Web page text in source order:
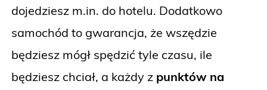
dojedziesz m.in. do hotelu. Dodatkowo
samochód to gwarancja, że wszędzie
będziesz mógł spędzić tyle czasu, ile
będziesz chciał, a każdy z punktów na